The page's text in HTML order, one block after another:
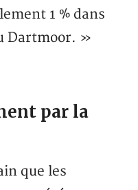
1 % dans
Dartmoor. »
par la
que les